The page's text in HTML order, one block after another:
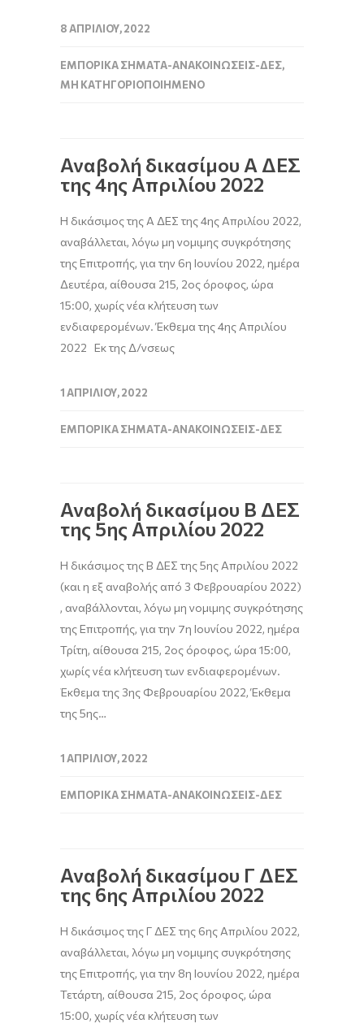
8 ΑΠΡΙΛΊΟΥ, 2022
ΕΜΠΟΡΙΚΆ ΣΉΜΑΤΑ-ΑΝΑΚΟΙΝΏΣΕΙΣ-ΔΕΣ,
ΜΗ ΚΑΤΗΓΟΡΙΟΠΟΙΗΜΈΝΟ
Αναβολή δικασίμου Α ΔΕΣ
της 4ης Απριλίου 2022
H δικάσιμος της A ΔΕΣ της 4ης Απριλίου 2022,
αναβάλλεται, λόγω μη νομιμης συγκρότησης
της Επιτροπής, για την 6η Ιουνίου 2022, ημέρα
Δευτέρα, αίθουσα 215, 2ος όροφος, ώρα
15:00, χωρίς νέα κλήτευση των
ενδιαφερομένων. Έκθεμα της 4ης Απριλίου
2022 Εκ της Δ/νσεως
1 ΑΠΡΙΛΊΟΥ, 2022
ΕΜΠΟΡΙΚΆ ΣΉΜΑΤΑ-ΑΝΑΚΟΙΝΏΣΕΙΣ-ΔΕΣ
Αναβολή δικασίμου Β ΔΕΣ
της 5ης Απριλίου 2022
H δικάσιμος της Β ΔΕΣ της 5ης Απριλίου 2022
(και η εξ αναβολής από 3 Φεβρουαρίου 2022)
, αναβάλλονται, λόγω μη νομιμης συγκρότησης
της Επιτροπής, για την 7η Ιουνίου 2022, ημέρα
Τρίτη, αίθουσα 215, 2ος όροφος, ώρα 15:00,
χωρίς νέα κλήτευση των ενδιαφερομένων.
Έκθεμα της 3ης Φεβρουαρίου 2022, Έκθεμα
της 5ης…
1 ΑΠΡΙΛΊΟΥ, 2022
ΕΜΠΟΡΙΚΆ ΣΉΜΑΤΑ-ΑΝΑΚΟΙΝΏΣΕΙΣ-ΔΕΣ
Αναβολή δικασίμου Γ ΔΕΣ
της 6ης Απριλίου 2022
H δικάσιμος της Γ ΔΕΣ της 6ης Απριλίου 2022,
αναβάλλεται, λόγω μη νομιμης συγκρότησης
της Επιτροπής, για την 8η Ιουνίου 2022, ημέρα
Τετάρτη, αίθουσα 215, 2ος όροφος, ώρα
15:00, χωρίς νέα κλήτευση των